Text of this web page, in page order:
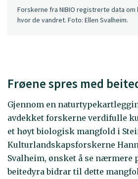
Forskerne fra NIBIO registrerte data om
hvor de vandret. Foto: Ellen Svalheim.
Frøene spres med
Gjennom en
avdekket forskerne verdifulle
et høyt biologisk mangfold i
Kulturlandskapsforskerne
Svalheim, ønsket å se nærmere
beitedyra bidrar til dette